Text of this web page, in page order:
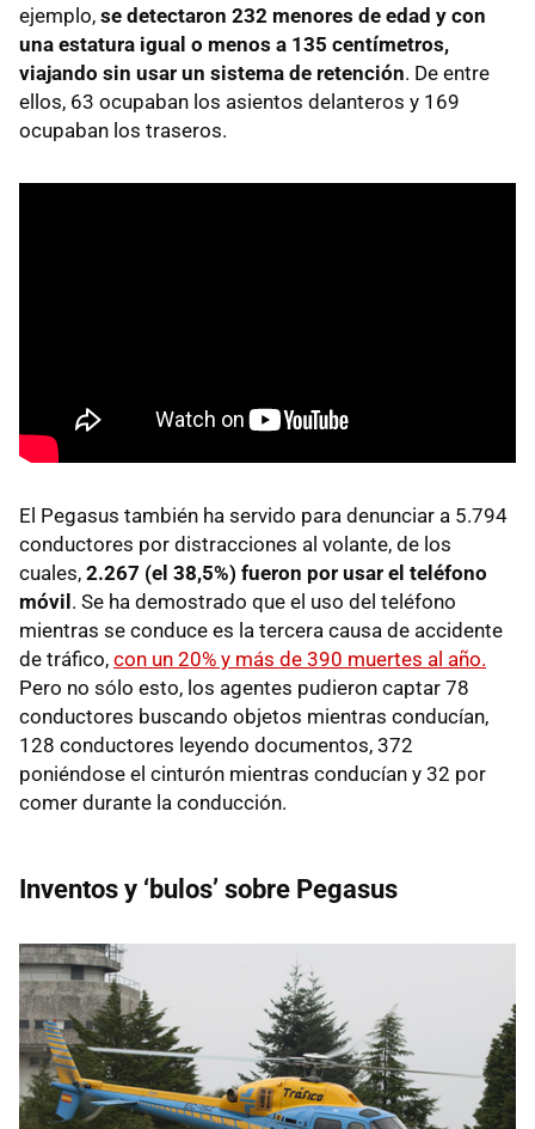
ejemplo, se detectaron 232 menores de edad y con
una estatura igual o menos a 135 centímetros,
viajando sin usar un sistema de retención. De entre
ellos, 63 ocupaban los asientos delanteros y 169
ocupaban los traseros.
El Pegasus también ha servido para denunciar a 5.794
conductores por distracciones al volante, de los
cuales, 2.267 (el 38,5%) fueron por usar el teléfono
móvil. Se ha demostrado que el uso del teléfono
mientras se conduce es la tercera causa de accidente
de tráfico, con un 20% y más de 390 muertes al año.
Pero no sólo esto, los agentes pudieron captar 78
conductores buscando objetos mientras conducían,
128 conductores leyendo documentos, 372
poniéndose el cinturón mientras conducían y 32 por
comer durante la conducción.
Inventos y ‘bulos’ sobre Pegasus